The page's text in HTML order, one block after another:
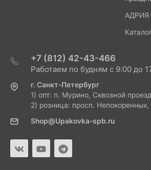
АДРИЯ
+7 (812) 42-43-466
Работаем по будням с 9:00 до
г. Санкт-Петербург
1) опт: п. Мурино, Сквозной
2) розница: просп.
Shop@Upakovka-spb.ru